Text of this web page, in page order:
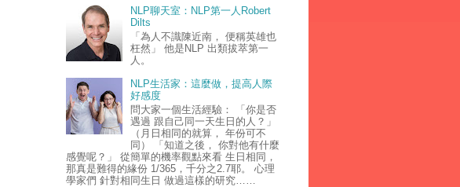
NLP聊天室：NLP第一人Robert
Dilts
「為人不識陳近南， 便稱英雄也
枉然」 他是NLP 出類拔萃第一
人。
NLP生活家：這麼做，提高人際
好感度
問大家一個生活經驗： 「你是否
遇過 跟自己同一天生日的人？」
（月日相同的就算， 年份可不
同） 「知道之後， 你對他有什麼
感覺呢？」 從簡單的機率觀點來看 生日相同，
那真是難得的緣份 1/365，千分之2.7耶。 心理
學家們 針對相同生日 做過這樣的研究……